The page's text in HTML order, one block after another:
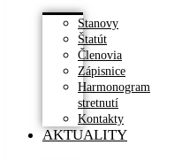
Stanovy
Štatút
Členovia
Zápisnice
Harmonogram
stretnutí
Kontakty
AKTUALITY